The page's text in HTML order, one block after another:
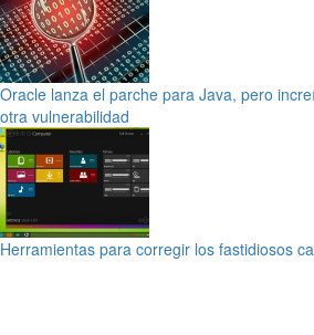
Oracle lanza el parche para Java, pero
otra vulnerabilidad
Herramientas para corregir los fastidiosos